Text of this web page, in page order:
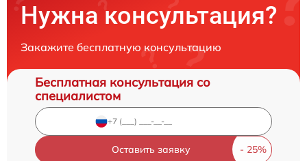
Нужна консультация?
Закажите бесплатную консультацию
Бесплатная консультация со
специалистом
Оставить заявку